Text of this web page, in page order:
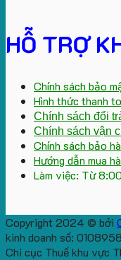
HỖ TRỢ
Chính sách bảo
Hình thức thanh
Chính sách đổi
Chính sách vận
Chính sách bảo
Hướng dẫn mua
Làm việc: Từ
Copyright 2024 © bởi
kinh doanh số:
Chi cục Thuế khu vực